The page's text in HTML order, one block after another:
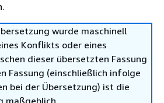
wurde maschinell
Konflikts oder eines
dieser übersetzten Fassung
Fassung (einschließlich infolge
bei der Übersetzung) ist die
maßgeblich.